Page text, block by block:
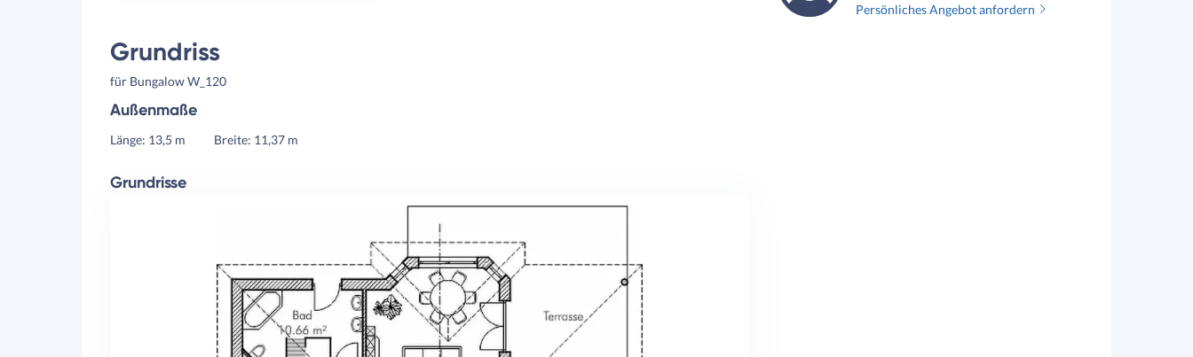
Grundriss
für Bungalow W_120
Außenmaße
Länge: 13,5 m Breite: 11,37 m
Grundrisse
Persönliches Angebot anfordern